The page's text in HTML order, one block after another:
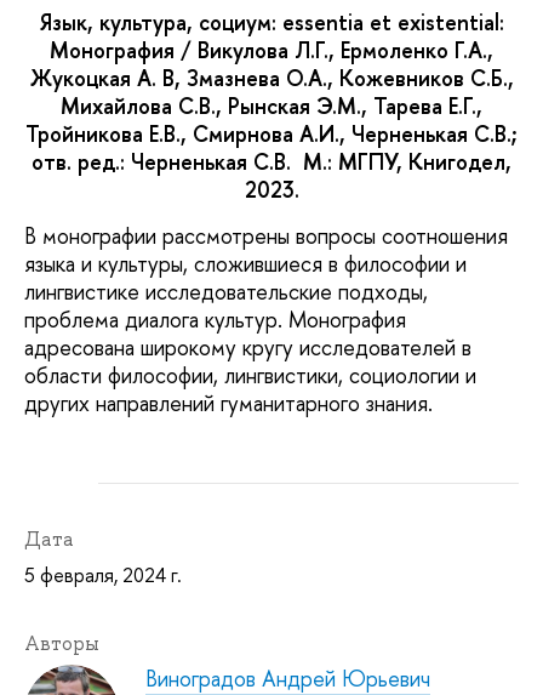
Язык, культура, социум: essentia et existential:
Монография / Викулова Л.Г., Ермоленко Г.А.,
Жукоцкая А. В, Змазнева О.А., Кожевников С.Б.,
Михайлова С.В., Рынская Э.М., Тарева Е.Г.,
Тройникова Е.В., Смирнова А.И., Черненькая С.В.;
отв. ред.: Черненькая С.В. М.: МГПУ, Книгодел,
2023.
В монографии рассмотрены вопросы соотношения
языка и культуры, сложившиеся в философии и
лингвистике исследовательские подходы,
проблема диалога культур. Монография
адресована широкому кругу исследователей в
области философии, лингвистики, социологии и
других направлений гуманитарного знания.
Дата
5 февраля, 2024 г.
Авторы
Виноградов Андрей Юрьевич